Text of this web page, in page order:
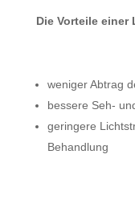
Die Vorteile
weniger Abtrag
bessere Seh-
geringere
Behandlung